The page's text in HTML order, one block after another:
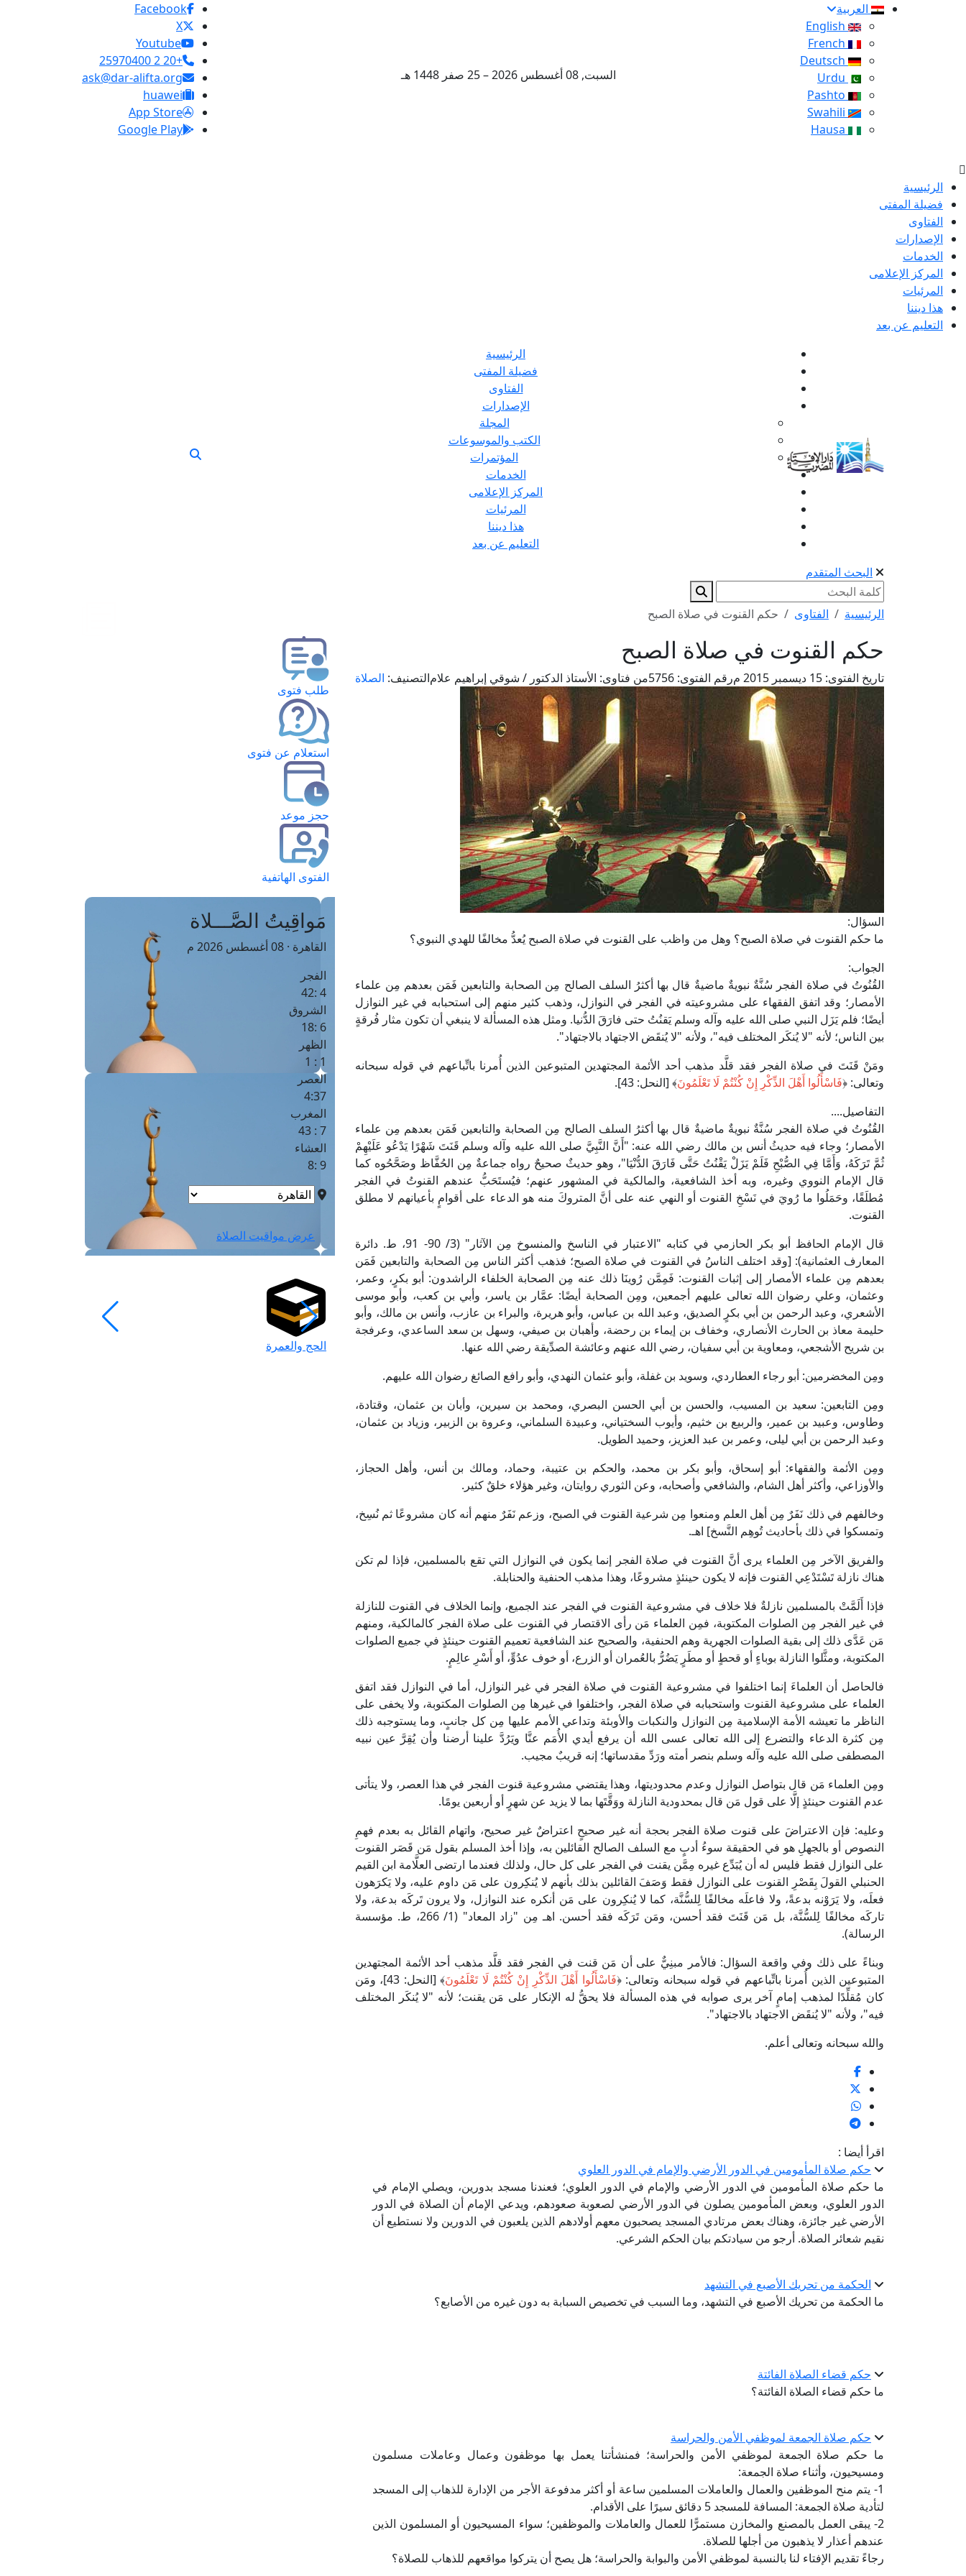
العربية
السبت, 08 أغسطس 2026 – 25 صفر 1448 هـ
Facebook
X
Youtube
+20 2 25970400
ask@dar-alifta.org
huawei
App Store
Google Play
الرئيسية
فضيلة المفتى
الفتاوى
الإصدارات
الخدمات
المركز الإعلامى
المرئيات
هذا ديننا
التعليم عن بعد
الرئيسية
فضيلة المفتى
الفتاوى
الإصدارات
المجلة
الكتب والموسوعات
المؤتمرات
الخدمات
المركز الإعلامى
المرئيات
هذا ديننا
التعليم عن بعد
البحث المتقدم
الرئيسية الفتاوى حكم القنوت في صلاة الصبح
حكم القنوت في صلاة الصبح
تاريخ الفتوى: رقم الفتوى: من فتاوى: الأستاذ الدكتور / شوقي إبراهيم علامالتصنيف: الصلاة
السؤال:
ما حكم القنوت في صلاة الصبح؟ وهل من واظب على القنوت في صلاة الصبح يُعدُّ مخالفًا للهدي النبوي؟
الجواب:
القُنُوتُ في صلاة الفجر سُنَّةٌ نبويةٌ ماضيةٌ قال بها أكثرُ السلف الصالح مِن الصحابة والتابعين فَمَن بعدهم مِن علماء
الأمصار؛ وقد اتفق الفقهاء على مشروعيته في الفجر في النوازل، وذهب كثير منهم إلى استحبابه في غير النوازل
أيضًا؛ فلم يَزَل النبي صلى الله عليه وآله وسلم يَقنُتُ حتى فارَقَ الدُّنيا. ومثل هذه المسألة لا ينبغي أن تكون مثار فُرقةٍ
بين الناس؛ لأنه "لا يُنكَر المختلف فيه"، ولأنه "لا يُنقَض الاجتهاد بالاجتهاد".
ومَنْ قَنَتَ في صلاة الفجر فقد قلَّد مذهب أحد الأئمة المجتهدين المتبوعين الذين أُمرنا باتِّباعهم في قوله سبحانه
وتعالى: ﴿فَاسْأَلُوا أَهْلَ الذِّكْرِ إِنْ كُنْتُمْ لَا تَعْلَمُونَ﴾ [النحل: 43].
التفاصيل....
القُنُوتُ في صلاة الفجر سُنَّةٌ نبويةٌ ماضيةٌ قال بها أكثرُ السلف الصالح مِن الصحابة والتابعين فَمَن بعدهم مِن علماء
الأمصار؛ وجاء فيه حديثُ أنس بن مالك رضي الله عنه: "أَنَّ النَّبِيَّ صلى الله عليه وآله وسلم قَنَتَ شَهْرًا يَدْعُو عَلَيْهِمْ
ثُمَّ تَرَكَهُ، وَأَمَّا فِي الصُّبْحِ فَلَمْ يَزَلْ يَقْنُتُ حَتَّى فَارَقَ الدُّنْيَا"، وهو حديثٌ صحيحٌ رواه جماعةٌ مِن الحُفَّاظ وصَحَّحُوه كما
قال الإمام النووي وغيره، وبه أخذ الشافعية، والمالكية في المشهور عنهم؛ فيُستَحَبُّ عندهم القنوتُ في الفجر
مُطلَقًا، وحَمَلُوا ما رُويَ في نَسْخِ القنوت أو النهي عنه على أنَّ المتروكَ منه هو الدعاء على أقوامٍ بأعيانهم لا مطلق
القنوت.
قال الإمام الحافظ أبو بكر الحازمي في كتابه "الاعتبار في الناسخ والمنسوخ مِن الآثار" (3/ 90- 91، ط. دائرة
المعارف العثمانية): [وقد اختلف الناسُ في القنوت في صلاة الصبح؛ فذهب أكثر الناس مِن الصحابة والتابعين فَمَن
بعدهم مِن علماء الأمصار إلى إثبات القنوت: فَمِمَّن رُوينَا ذلك عنه مِن الصحابة الخلفاء الراشدون: أبو بكرٍ، وعمر،
وعثمان، وعلي رضوان الله تعالى عليهم أجمعين، ومِن الصحابة أيضًا: عمَّار بن ياسر، وأبي بن كعب، وأبو موسى
الأشعري، وعبد الرحمن بن أبي بكرٍ الصديق، وعبد الله بن عباس، وأبو هريرة، والبراء بن عازب، وأنس بن مالك، وأبو
حليمة معاذ بن الحارث الأنصاري، وخفاف بن إيماء بن رحضة، وأهبان بن صيفي، وسهل بن سعد الساعدي، وعرفجة
بن شريح الأشجعي، ومعاوية بن أبي سفيان، رضي الله عنهم وعائشة الصدِّيقة رضي الله عنها.
ومِن المخضرمين: أبو رجاء العطاردي، وسويد بن غفلة، وأبو عثمان النهدي، وأبو رافع الصائغ رضوان الله عليهم.
ومِن التابعين: سعيد بن المسيب، والحسن بن أبي الحسن البصري، ومحمد بن سيرين، وأبان بن عثمان، وقتادة،
وطاوس، وعبيد بن عمير، والربيع بن خثيم، وأيوب السختياني، وعبيدة السلماني، وعروة بن الزبير، وزياد بن عثمان،
وعبد الرحمن بن أبي ليلى، وعمر بن عبد العزيز، وحميد الطويل.
ومِن الأئمة والفقهاء: أبو إسحاق، وأبو بكر بن محمد، والحكم بن عتيبة، وحماد، ومالك بن أنس، وأهل الحجاز،
والأوزاعي، وأكثر أهل الشام، والشافعي وأصحابه، وعن الثوري روايتان، وغير هؤلاء خلقٌ كثير.
وخالفهم في ذلك نَفَرٌ مِن أهل العلم ومنعوا مِن شرعية القنوت في الصبح، وزعم نَفَرٌ منهم أنه كان مشروعًا ثم نُسِخ،
وتمسكوا في ذلك بأحاديث تُوهِم النَّسخ] اهـ.
والفريق الآخر مِن العلماء يرى أنَّ القنوت في صلاة الفجر إنما يكون في النوازل التي تقع بالمسلمين، فإذا لم تكن
هناك نازلة تَسْتَدْعِي القنوت فإنه لا يكون حينئذٍ مشروعًا، وهذا مذهب الحنفية والحنابلة.
فإذا أَلَمَّتْ بالمسلمين نازلةٌ فلا خلاف في مشروعية القنوت في الفجر عند الجميع، وإنما الخلاف في القنوت للنازلة
في غير الفجر مِن الصلوات المكتوبة، فمِن العلماء مَن رأى الاقتصار في القنوت على صلاة الفجر كالمالكية، ومنهم
مَن عَدَّى ذلك إلى بقية الصلوات الجهرية وهم الحنفية، والصحيح عند الشافعية تعميم القنوت حينئذٍ في جميع الصلوات
المكتوبة، ومثَّلوا النازلة بوباءٍ أو قحطٍ أو مطَرٍ يَضُرُّ بالعُمران أو الزرع، أو خوف عدُوٍّ، أو أَسْرِ عالِمٍ.
فالحاصل أن العلماءَ إنما اختلفوا في مشروعية القنوت في صلاة الفجر في غير النوازل، أما في النوازل فقد اتفق
العلماء على مشروعية القنوت واستحبابه في صلاة الفجر، واختلفوا في غيرها مِن الصلوات المكتوبة، ولا يخفى على
الناظر ما تعيشه الأمة الإسلامية مِن النوازل والنكبات والأوبئة وتداعي الأمم عليها مِن كل جانبٍ، وما يستوجبه ذلك
مِن كثرة الدعاء والتضرع إلى الله تعالى عسى الله أن يرفع أيدي الأُمَم عنَّا ويَرُدَّ علينا أرضنا وأن يُقِرَّ عين نبيه
المصطفى صلى الله عليه وآله وسلم بنصر أمته ورَدِّ مقدساتها؛ إنه قريبٌ مجيب.
ومِن العلماء مَن قال بتواصل النوازل وعدم محدوديتها، وهذا يقتضي مشروعية قنوت الفجر في هذا العصر، ولا يتأتى
عدم القنوت حينئذٍ إلَّا على قول مَن قال بمحدودية النازلة ووَقَّتَها بما لا يزيد عن شهرٍ أو أربعين يومًا.
وعليه: فإن الاعتراضَ على قنوت صلاة الفجر بحجة أنه غير صحيحٍ اعتراضٌ غير صحيح، واتهام القائل به بعدم فهمِ
النصوص أو بالجهلِ هو في الحقيقة سوءُ أدبٍ مع السلف الصالح القائلين به، وإذا أخذ المسلم بقول مَن قَصَر القنوت
على النوازل فقط فليس له أن يُبَدِّع غيره مِمَّن يقنت في الفجر على كل حال، ولذلك فعندما ارتضى العلَّامة ابن القيم
الحنبلي القولَ بِقَصْرِ القنوت على النوازل فقط وَصَفَ القائلين بذلك بأنهم لا يُنكِرون على مَن داوم عليه، ولا يَكرَهون
فعلَه، ولا يَرَوْنه بدعةً، ولا فاعلَه مخالفًا لِلسُّنَّة، كما لا يُنكِرون على مَن أنكره عند النوازل، ولا يرون تَركَه بدعة، ولا
تاركَه مخالفًا لِلسُّنَّة، بل مَن قَنَتَ فقد أحسن، ومَن تَرَكَه فقد أحسن. اهـ مِن "زاد المعاد" (1/ 266، ط. مؤسسة
الرسالة).
وبناءً على ذلك وفي واقعة السؤال: فالأمر مبنِيٌّ على أن مَن قنت في الفجر فقد قلَّد مذهب أحد الأئمة المجتهدين
المتبوعين الذين أُمرنا باتِّباعهم في قوله سبحانه وتعالى: ﴿فَاسْأَلُوا أَهْلَ الذِّكْرِ إِنْ كُنْتُمْ لَا تَعْلَمُونَ
﴾ [النحل: 43]، ومَن
كان مُقلِّدًا لمذهب إمامٍ آخر يرى صوابه في هذه المسألة فلا يحقُّ له الإنكار على مَن يقنت؛ لأنه "لا يُنكَر المختلف
فيه"، ولأنه "لا يُنقَض الاجتهاد بالاجتهاد".
والله سبحانه وتعالى أعلم.
اقرأ أيضا :
حكم صلاة المأمومين في الدور الأرضي والإمام في الدور العلوي
ما حكم صلاة المأمومين في الدور الأرضي والإمام في الدور العلوي؛ فعندنا مسجد بدورين، ويصلي الإمام في
الدور العلوي، وبعض المأمومين يصلون في الدور الأرضي لصعوبة صعودهم، ويدعي الإمام أن الصلاة في الدور
الأرضي غير جائزة، وهناك بعض مرتادي المسجد يصحبون معهم أولادهم الذين يلعبون في الدورين ولا نستطيع أن
نقيم شعائر الصلاة. أرجو من سيادتكم بيان الحكم الشرعي.
الحكمة من تحريك الأصبع في التشهد
ما الحكمة من تحريك الأصبع في التشهد، وما السبب في تخصيص السبابة به دون غيره من الأصابع؟
حكم قضاء الصلاة الفائتة
ما حكم قضاء الصلاة الفائتة؟
حكم صلاة الجمعة لموظفي الأمن والحراسة
ما حكم صلاة الجمعة لموظفي الأمن والحراسة؛ فمنشأتنا يعمل بها موظفون وعمال وعاملات مسلمون
ومسيحيون، وأثناء صلاة الجمعة:
1- يتم منح الموظفين والعمال والعاملات المسلمين ساعة أو أكثر مدفوعة الأجر من الإدارة للذهاب إلى المسجد
لتأدية صلاة الجمعة: المسافة للمسجد 5 دقائق سيرًا على الأقدام.
2- يبقى العمل بالمصنع والمخازن مستمرًّا للعمال والعاملات والموظفين؛ سواء المسيحيون أو المسلمون الذين
عندهم أعذار لا يذهبون من أجلها للصلاة.
رجاءً تقديم الإفتاء لنا بالنسبة لموظفي الأمن والبوابة والحراسة؛ هل يصح أن يتركوا مواقعهم للذهاب للصلاة؟
طلب فتوى
استعلام عن فتوى
حجز موعد
الفتوى الهاتفية
مَواقِيتُ الصَّـــلاة
القاهرة · 08 أغسطس 2026 م
الفجر
4 :42
الشروق
6 :18
الظهر
1 : 1
العصر
4:37
المغرب
7 : 43
العشاء
9 :8
عرض مواقيت الصلاة
الحج والعمرة